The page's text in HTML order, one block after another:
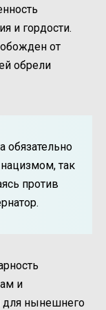
и гордости.
от
обрели
обязательно
так
против
и
для нынешнего